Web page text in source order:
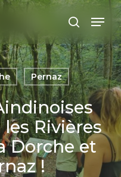
Menu
Pernaz
Rivières
Dorche et
!